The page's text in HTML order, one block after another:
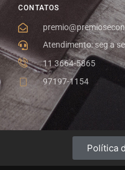
CONTATOS
Atendimento: seg a
11 3664-5865
97197-1154
Política